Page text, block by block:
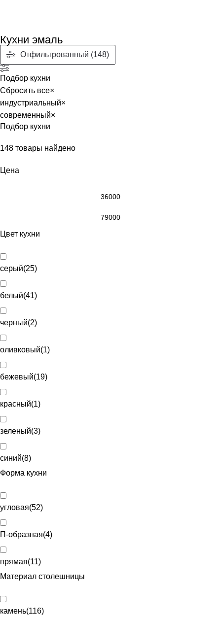
Кухни эмаль
Отфильтрованный (148)
Подбор кухни
Сбросить все×
индустриальный×
современный×
Подбор кухни
148 товары найдено
Цена
Цвет кухни
серый(25)
белый(41)
черный(2)
оливковый(1)
бежевый(19)
красный(1)
зеленый(3)
синий(8)
Форма кухни
угловая(52)
П-образная(4)
прямая(11)
Материал столешницы
камень(116)